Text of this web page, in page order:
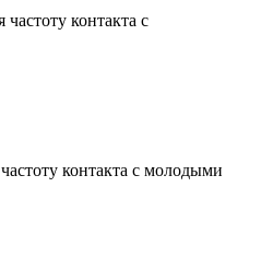
контакта с
контакта с молодыми